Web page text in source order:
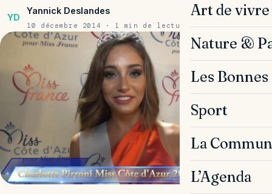
Art de vivre
Nature &
Les
Sport
La
L’Agenda
YD
Yannick Deslandes
10 décembre 2014 · 1 min de lecture